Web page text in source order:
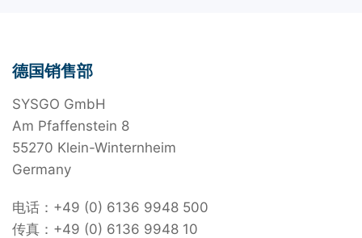
德国销售部
SYSGO GmbH
Am Pfaffenstein 8
55270 Klein-Winternheim
Germany
电话：+49 (0) 6136 9948 500
传真：+49 (0) 6136 9948 10